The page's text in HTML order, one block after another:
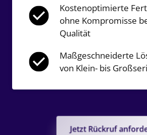
Kostenoptimierte
ohne Kompromisse
Qualität
Maßgeschneiderte
von Klein- bis
Jetzt Rückruf